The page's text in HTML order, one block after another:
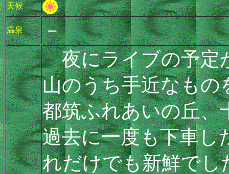
天候
温泉 －
夜にライブの予定
山のうち手近なも
都筑ふれあいの丘、
過去に一度も下車し
れだけでも新鮮でし